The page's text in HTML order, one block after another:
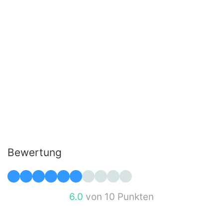
Bewertung
6.0 von 10 Punkten